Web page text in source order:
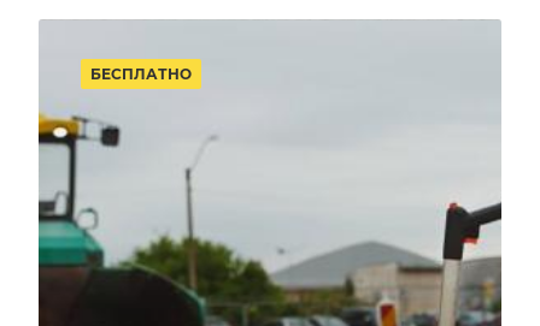
БЕСПЛАТНО